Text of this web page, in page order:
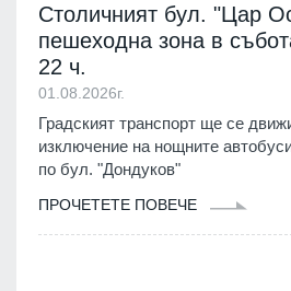
Столичният бул. "Цар
пешеходна зона в
22 ч.
01.08.2026г.
Градският транспорт ще се
изключение на нощните
по бул. "Дондуков"
ПРОЧЕТЕТЕ ПОВЕЧЕ